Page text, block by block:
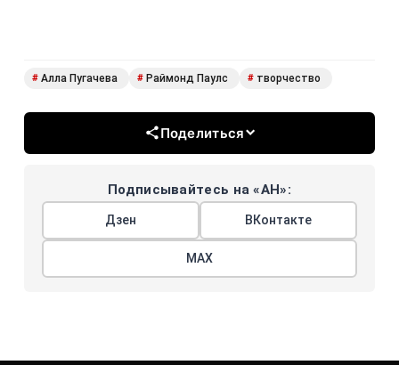
# Алла Пугачева # Раймонд Паулс # творчество
Поделиться
Подписывайтесь на «АН»:
Дзен ВКонтакте
МАХ